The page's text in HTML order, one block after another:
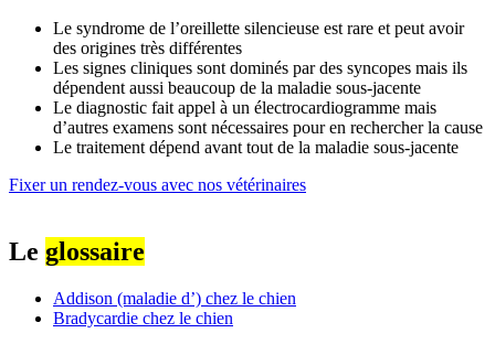
Le syndrome de l’oreillette silencieuse est rare et peut avoir
des origines très différentes
Les signes cliniques sont dominés par des syncopes mais ils
dépendent aussi beaucoup de la maladie sous-jacente
Le diagnostic fait appel à un électrocardiogramme mais
d’autres examens sont nécessaires pour en rechercher la cause
Le traitement dépend avant tout de la maladie sous-jacente
Fixer un rendez-vous avec nos vétérinaires
Le glossaire
Addison (maladie d’) chez le chien
Bradycardie chez le chien